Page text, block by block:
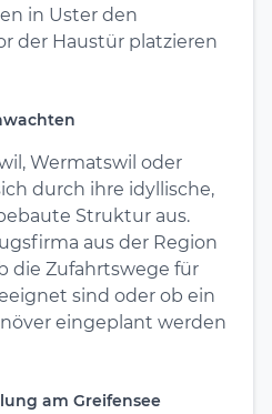
in Uster den
der Haustür platzieren
Wermatswil oder
durch ihre idyllische,
Struktur aus.
aus der Region
die Zufahrtswege für
sind oder ob ein
eingeplant werden
am Greifensee